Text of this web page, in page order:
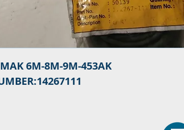
6M-8M-9M-453AK